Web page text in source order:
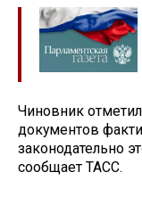
Чиновник
документов
законодательно
сообщает ТАСС.